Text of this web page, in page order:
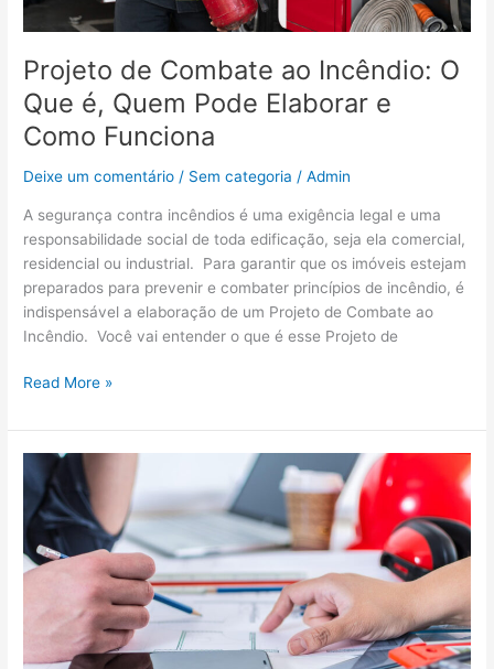
Projeto de Combate ao Incêndio: O
Que é, Quem Pode Elaborar e
Como Funciona
Deixe um comentário / Sem categoria /Admin
A segurança contra incêndios é uma exigência legal e uma
responsabilidade social de toda edificação, seja ela comercial,
residencial ou industrial. Para garantir que os imóveis estejam
preparados para prevenir e combater princípios de incêndio, é
indispensável a elaboração de um Projeto de Combate ao
Incêndio. Você vai entender o que é esse Projeto de
e
Como
Funciona
Read More »
Projeto
para
AVCB:
Quais
Etapas
Obter
o